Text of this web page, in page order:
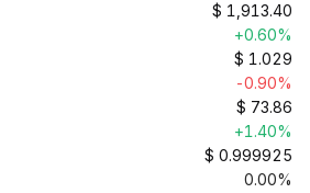
$ 1,913.40
+0.60%
$ 1.029
-0.90%
$ 73.86
+1.40%
$ 0.999925
0.00%